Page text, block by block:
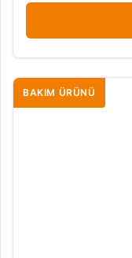
BAKIM ÜRÜNÜ